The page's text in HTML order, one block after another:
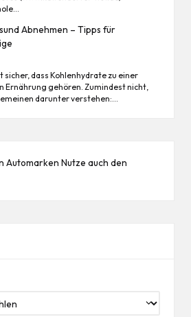
Abnehmen – Tipps für
sicher, dass Kohlenhydrate zu einer
Ernährung gehören. Zumindest nicht,
darunter verstehen:…
Automarken Nutze auch den